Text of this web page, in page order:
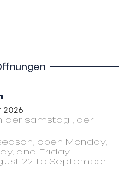
2026
der samstag , der
open Monday,
and Friday.
22 to September